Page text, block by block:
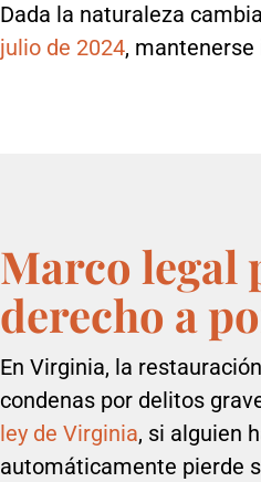
Dada la naturaleza
julio de 2024,
Marco legal
derecho a
En Virginia, la
condenas por delitos
ley de Virginia, si alguien
automáticamente pierde